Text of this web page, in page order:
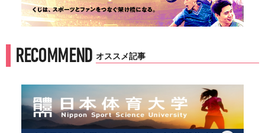
RECOMMEND オススメ記事